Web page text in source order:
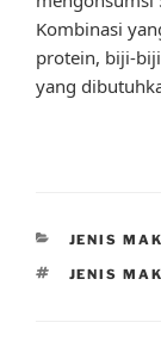
Kombinasi
protein, biji-
yang
JENIS
TAGS
JENIS